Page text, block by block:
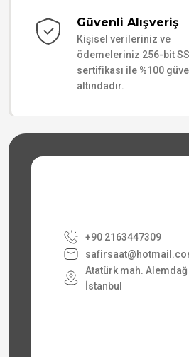
Güvenli Alışveriş
Kişisel verileriniz ve
ödemeleriniz 256-bit
sertifikası ile %100
altındadır.
+90 2163447309
Atatürk mah.
İstanbul